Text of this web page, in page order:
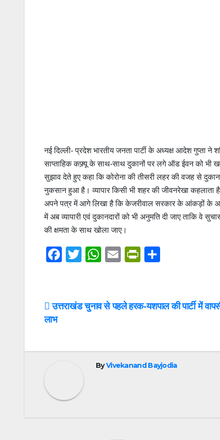
नई दिल्ली- प्रदेश भारतीय जनता पार्टी के अध्यक्ष आदेश गुप्ता
साप्ताहिक कफ्र्यू के साथ-साथ दुकानों पर लगे ऑड ईवन को भी
सुझाव देते हुए कहा कि कोरोना की तीसरी लहर की वजह से
नुकसान हुआ है। व्यापार किसी भी शहर की जीवनरेखा
अपने पत्र में आगे लिखा है कि केजरीवाल सरकार के आंकड़ों के
में अब व्यापारी एवं दुकानदारों को भी अनुमति दी जाए ताकि वे
की क्षमता के साथ खोला जाए।
F
e
o
T
er
W
s
p
E
Pr
ri
dl
y
e
Post
उत्तराखंड चुनाव से पहले हरक-यशपाल की पार्टी में
लाभ
ByVivekanand Bayjodia